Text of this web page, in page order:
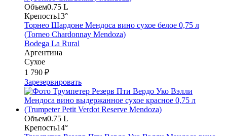
Объем0.75 L
Крепость13°
Торнео Шардоне Мендоса вино сухое белое 0,75 л
(Torneo Chardonnay Mendoza)
Bodega La Rural
Аргентина
Сухое
1 790 ₽
Зарезервировать
Объем0.75 L
Крепость14°